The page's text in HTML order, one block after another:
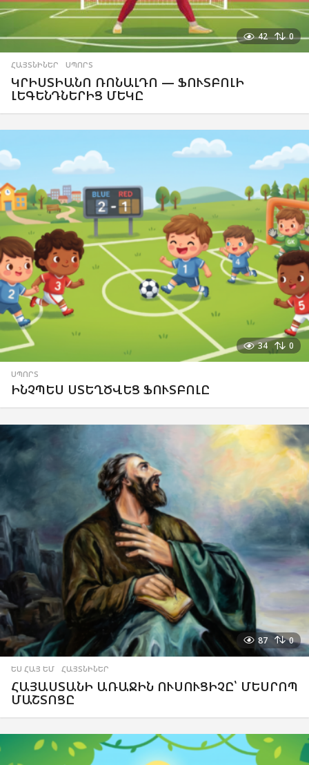
42 0
ՀԱՅՏՆԻՆԵՐ ,ՍՊՈՐՏ
ԿՐԻՍՏԻԱՆՈ ՌՈՆԱԼԴՈ — ՖՈՒՏԲՈԼԻ
ԼԵԳԵՆԴՆԵՐԻՑ ՄԵԿԸ
34 0
ՍՊՈՐՏ
ԻՆՉՊԵՍ ՍՏԵՂԾՎԵՑ ՖՈՒՏԲՈԼԸ
87 0
ԵՍ ՀԱՅ ԵՄ ,ՀԱՅՏՆԻՆԵՐ
ՀԱՅԱՍՏԱՆԻ ԱՌԱՋԻՆ ՈՒՍՈՒՑԻՉԸ՝ ՄԵՍՐՈՊ
ՄԱՇՏՈՑԸ